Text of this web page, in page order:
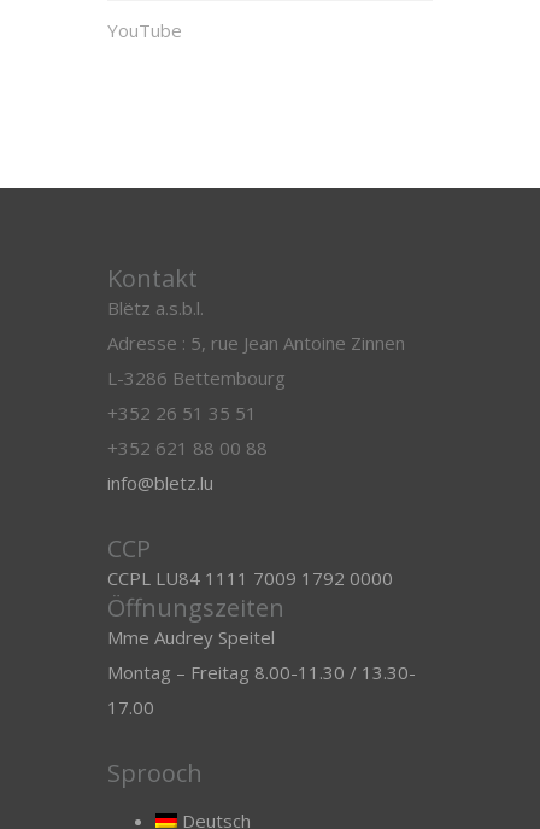
YouTube
Kontakt
Blëtz a.s.b.l.
Adresse : 5, rue Jean Antoine Zinnen
L-3286 Bettembourg
+352 26 51 35 51
+352 621 88 00 88
info@bletz.lu
CCP
CCPL LU84 1111 7009 1792 0000
Öffnungszeiten
Mme Audrey Speitel
Montag – Freitag 8.00-11.30 / 13.30-
17.00
Sprooch
Deutsch